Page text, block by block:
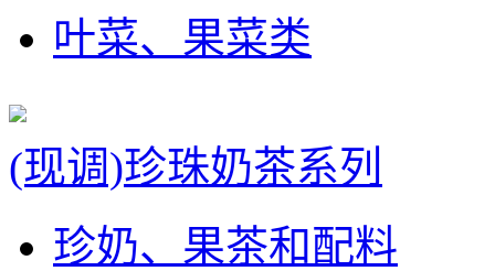
叶菜、果菜类
(现调)珍珠奶茶系列
珍奶、果茶和配料